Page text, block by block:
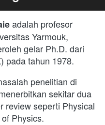
adalah profesor
Yarmouk,
gelar Ph.D. dari
pada tahun 1978.
penelitian di
sekitar dua
review seperti Physical
Physics.